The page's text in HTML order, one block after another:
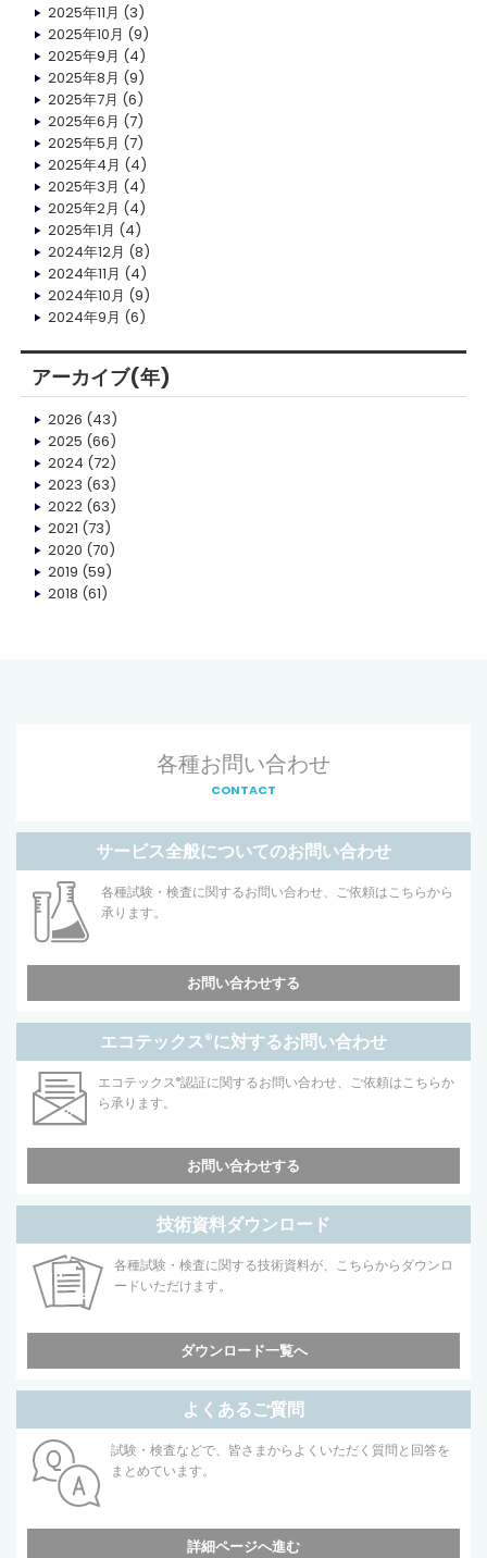
2025年11月 (3)
2025年10月 (9)
2025年9月 (4)
2025年8月 (9)
2025年7月 (6)
2025年6月 (7)
2025年5月 (7)
2025年4月 (4)
2025年3月 (4)
2025年2月 (4)
2025年1月 (4)
2024年12月 (8)
2024年11月 (4)
2024年10月 (9)
2024年9月 (6)
アーカイブ(年)
2026 (43)
2025 (66)
2024 (72)
2023 (63)
2022(63)
2021 (73)
2020 (70)
2019 (59)
2018 (61)
各種お問い合わせ
CONTACT
サービス全般についてのお問い合わせ
各種試験・検査に関するお問い合わせ、ご依頼はこちらから
承ります。
お問い合わせする
エコテックス®に対するお問い合わせ
エコテックス®認証に関するお問い合わせ、ご依頼はこちらか
ら承ります。
お問い合わせする
技術資料ダウンロード
各種試験・検査に関する技術資料が、こちらからダウンロ
ードいただけます。
ダウンロード一覧へ
よくあるご質問
試験・検査などで、皆さまからよくいただく質問と回答を
まとめています。
詳細ページへ進む